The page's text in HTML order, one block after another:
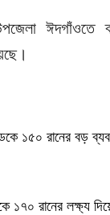
ঈদগাঁওতে
১৫০ রানের বড়
১৭০ রানের লক্ষ্য